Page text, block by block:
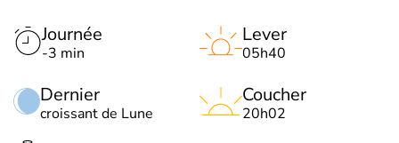
Journée
-3 min
Dernier
croissant de Lune
Lever
05h40
Coucher
20h02